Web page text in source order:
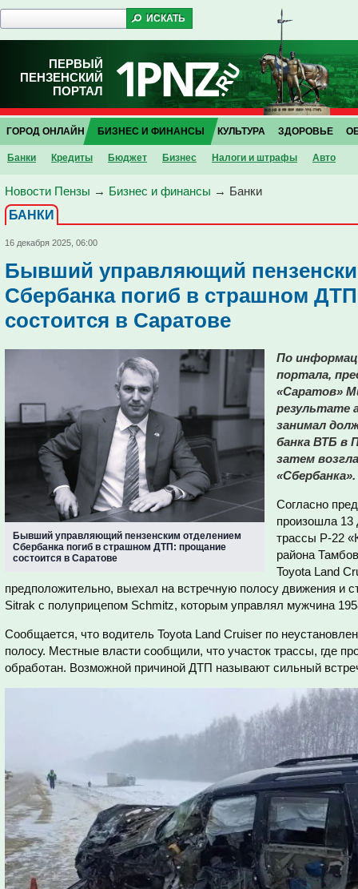
ПЕРВЫЙ
ПЕНЗЕНСКИЙ
ПОРТАЛ
ГОРОД ОНЛАЙН БИЗНЕС И ФИНАНСЫ
Банки Кредиты Бюджет Бизнес Налоги и штрафы Авто
КУЛЬТУРА ЗДОРОВЬЕ
Новости Пензы → Бизнес и финансы → Банки
БАНКИ
16 декабря 2025, 06:00
Бывший управляющий
Сбербанка погиб в страшном
состоится в Саратове
Бывший управляющий пензенским отделением
Сбербанка погиб в страшном ДТП: прощание
состоится в Саратове
По
портала,
«Саратов»
результате
занимал
банка ВТБ в
затем
«Сбербанка».
Согласно
произошла 13
трассы Р-22
района
Toyota Land
предположительно, выехал на встречную полосу движения и
Sitrak с полуприцепом Schmitz, которым управлял мужчина
Сообщается, что водитель Toyota Land Cruiser по
полосу. Местные власти сообщили, что участок трассы, где
обработан. Возможной причиной ДТП называют сильный